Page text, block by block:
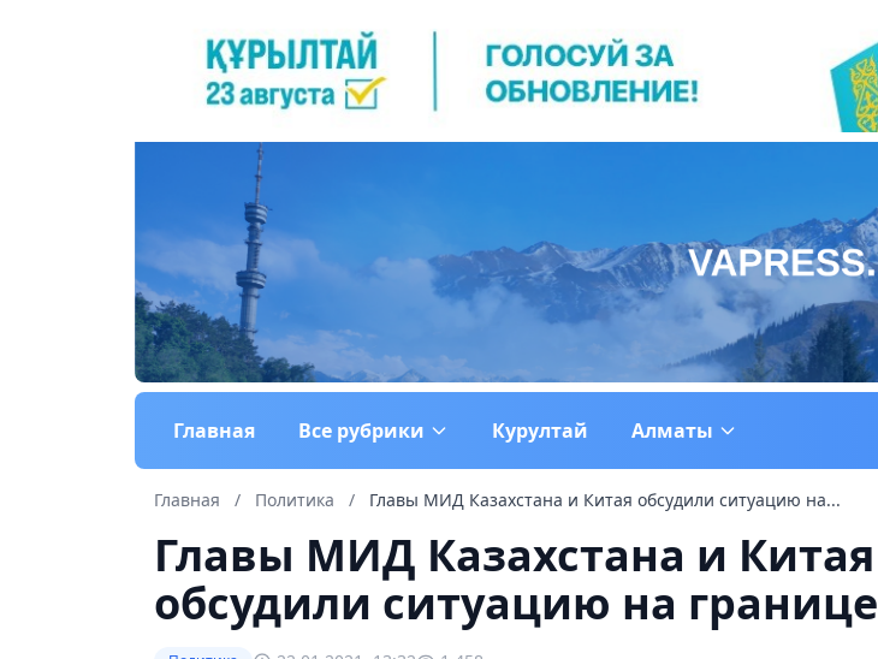
Главная Все рубрики Курултай Алматы
Главная / Политика / Главы МИД Казахстана и Китая обсудили ситуацию на...
Главы МИД Казахстана и Китая
обсудили ситуацию на границе